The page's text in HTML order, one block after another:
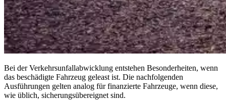
Bei der Verkehrsunfallabwicklung entstehen Besonderheiten, wenn
das beschädigte Fahrzeug geleast ist. Die nachfolgenden
Ausführungen gelten analog für finanzierte Fahrzeuge, wenn diese,
wie üblich, sicherungsübereignet sind.